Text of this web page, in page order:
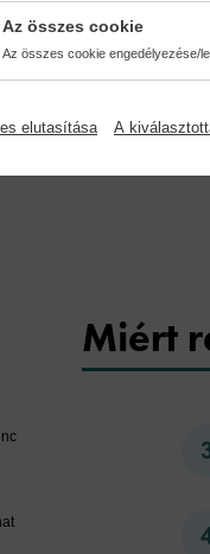
17,90 €
Miért
Az összes cookie
Az összes cookie engedélyezése/
elutasítása A